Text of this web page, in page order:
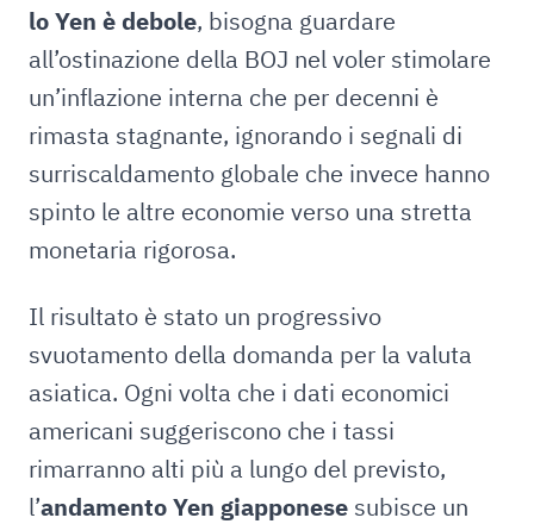
lo Yen è debole, bisogna guardare
all’ostinazione della BOJ nel voler stimolare
un’inflazione interna che per decenni è
rimasta stagnante, ignorando i segnali di
surriscaldamento globale che invece hanno
spinto le altre economie verso una stretta
monetaria rigorosa.
Il risultato è stato un progressivo
svuotamento della domanda per la valuta
asiatica. Ogni volta che i dati economici
americani suggeriscono che i tassi
rimarranno alti più a lungo del previsto,
l’andamento Yen giapponese subisce un